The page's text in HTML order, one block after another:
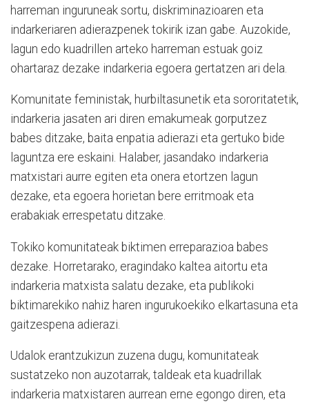
harreman inguruneak sortu, diskriminazioaren eta
indarkeriaren adierazpenek tokirik izan gabe. Auzokide,
lagun edo kuadrillen arteko harreman estuak goiz
ohartaraz dezake indarkeria egoera gertatzen ari dela.
Komunitate feministak, hurbiltasunetik eta sororitatetik,
indarkeria jasaten ari diren emakumeak gorputzez
babes ditzake, baita enpatia adierazi eta gertuko bide
laguntza ere eskaini. Halaber, jasandako indarkeria
matxistari aurre egiten eta onera etortzen lagun
dezake, eta egoera horietan bere erritmoak eta
erabakiak errespetatu ditzake.
Tokiko komunitateak biktimen erreparazioa babes
dezake. Horretarako, eragindako kaltea aitortu eta
indarkeria matxista salatu dezake, eta publikoki
biktimarekiko nahiz haren ingurukoekiko elkartasuna eta
gaitzespena adierazi.
Udalok erantzukizun zuzena dugu, komunitateak
sustatzeko non auzotarrak, taldeak eta kuadrillak
indarkeria matxistaren aurrean erne egongo diren, eta